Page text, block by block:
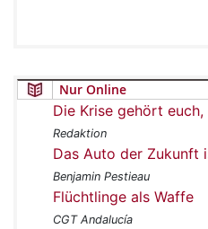
Nur Online
Die Krise gehört
Redaktion
Das Auto der Zukunft
Benjamin Pestieau
Flüchtlinge als Waffe
CGT Andalucía